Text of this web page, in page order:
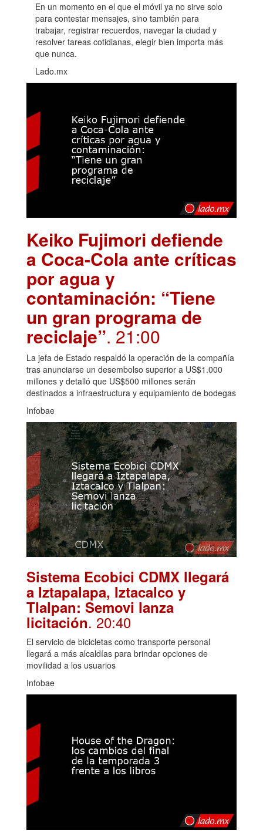
En un momento en el que el móvil ya no sirve solo
para contestar mensajes, sino también para
trabajar, registrar recuerdos, navegar la ciudad y
resolver tareas cotidianas, elegir bien importa más
que nunca.
Lado.mx
Keiko Fujimori defiende
a Coca-Cola ante críticas
por agua y
contaminación: “Tiene
un gran programa de
reciclaje”. 21:00
La jefa de Estado respaldó la operación de la compañía
tras anunciarse un desembolso superior a US$1.000
millones y detalló que US$500 millones serán
destinados a infraestructura y equipamiento de bodegas
Infobae
Sistema Ecobici CDMX llegará
a Iztapalapa, Iztacalco y
Tlalpan: Semovi lanza
licitación. 20:40
El servicio de bicicletas como transporte personal
llegará a más alcaldías para brindar opciones de
movilidad a los usuarios
Infobae